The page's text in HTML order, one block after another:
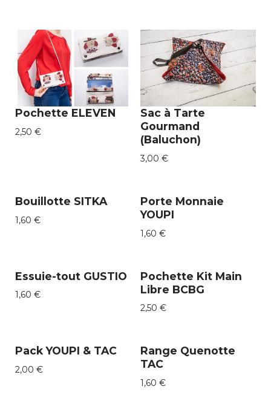
Pochette ELEVEN
2,50 €
Sac à Tarte
Gourmand
(Baluchon)
3,00 €
Bouillotte SITKA
1,60 €
Porte Monnaie
YOUPI
1,60 €
Essuie-tout GUSTIO
1,60 €
Pochette Kit Main
Libre BCBG
2,50 €
Pack YOUPI & TAC
2,00 €
Range Quenotte
TAC
1,60 €